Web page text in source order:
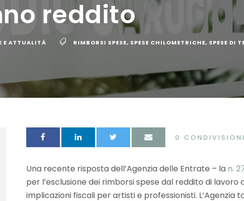
reddito
E ATTUALITÀ RIMBORSI SPESE, SPESE CHILOMETRICHE, SPESE DI
0 CONDIVISIONI
Una recente risposta dell’Agenzia delle Entrate – la n.
per l’esclusione dei rimborsi spese dal reddito di
implicazioni fiscali per artisti e professionisti.